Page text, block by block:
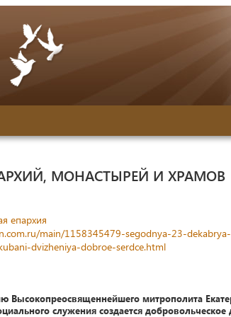
МОНАСТЫРЕЙ И ХРАМОВ
епархия
main/1158345479-segodnya-23-
dvizheniya-dobroe-serdce.html
Высокопреосвященнейшего митрополита
служения создается